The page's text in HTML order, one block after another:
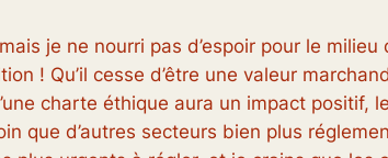
je ne nourri pas d’espoir pour le
! Qu’il cesse d’être une valeur
charte éthique aura un impact positif,
que d’autres secteurs bien plus